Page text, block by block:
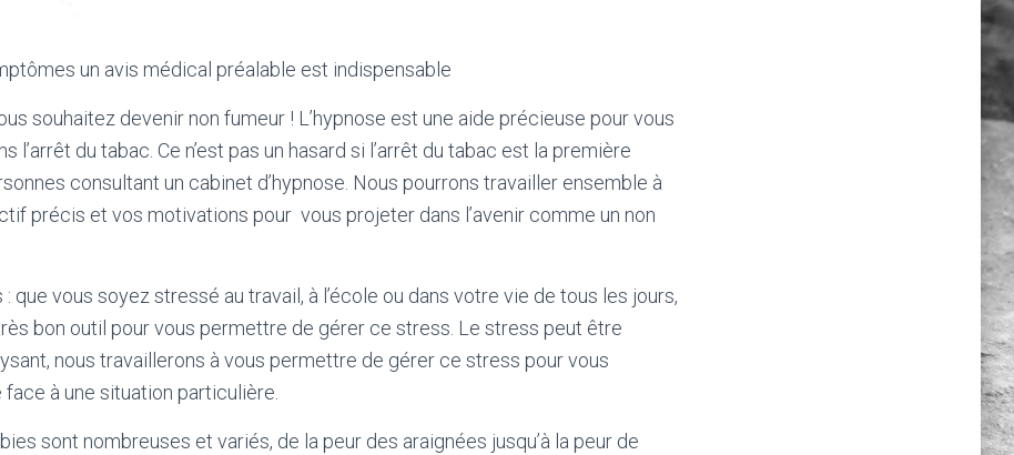
un avis médical préalable est indispensable
souhaitez devenir non fumeur ! L’hypnose est une aide précieuse pour vous
l’arrêt du tabac. Ce n’est pas un hasard si l’arrêt du tabac est la première
consultant un cabinet d’hypnose. Nous pourrons travailler ensemble à
précis et vos motivations pour vous projeter dans l’avenir comme un non
: que vous soyez stressé au travail, à l’école ou dans votre vie de tous les jours,
bon outil pour vous permettre de gérer ce stress. Le stress peut être
nous travaillerons à vous permettre de gérer ce stress pour vous
à une situation particulière.
sont nombreuses et variés, de la peur des araignées jusqu’à la peur de